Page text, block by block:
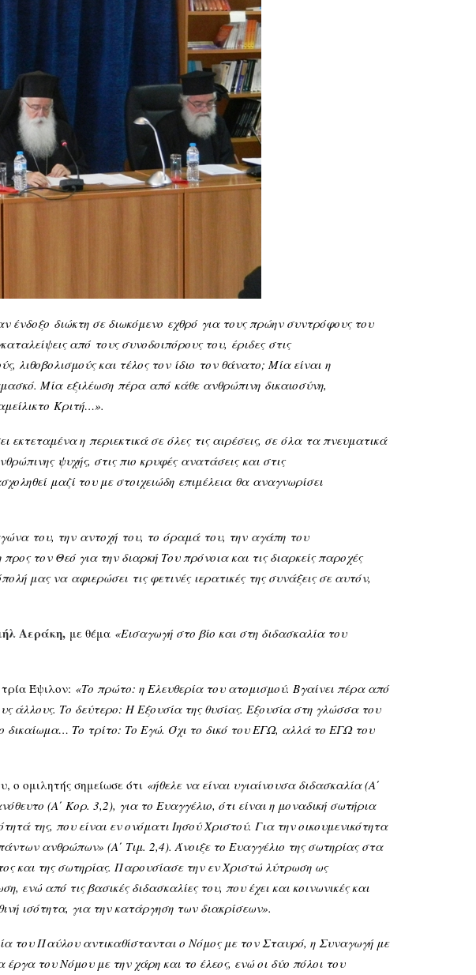
ένδοξο διώκτη σε διωκόμενο εχθρό για τους πρώην συντρόφους του
από τους συνοδοιπόρους του, έριδες στις
λιθοβολισμούς και τέλος τον ίδιο τον θάνατο; Μία είναι η
Μία εξιλέωση πέρα από κάθε ανθρώπινη δικαιοσύνη,
Κριτή…».
εκτεταμένα η περιεκτικά σε όλες τις αιρέσεις, σε όλα τα πνευματικά
ψυχής, στις πιο κρυφές ανατάσειςκαι στις
μαζί του με στοιχειώδη επιμέλεια θα αναγνωρίσει
του, την αντοχή του, το όραμά του, την αγάπη του
τον Θεό για την διαρκή Του πρόνοια και τις διαρκείς παροχές
μας να αφιερώσει τις φετινές ιερατικές της συνάξεις σε αυτόν,
Αεράκη, με θέμα «Εισαγωγή στο βίο και στη διδασκαλία του
Έψιλον: «Το πρώτο: η Ελευθερία του ατομισμού. Βγαίνει πέρα από
άλλους. Το δεύτερο: Η Εξουσία της θυσίας. Εξουσία στη γλώσσα του
δικαίωμα… Το τρίτο: Το Εγώ. Όχι το δικό του ΕΓΩ, αλλά το ΕΓΩ του
ο ομιλητής σημείωσε ότι «ήθελε να είναι υγιαίνουσα διδασκαλία (Α΄
(Α΄ Κορ. 3,2), για το Ευαγγέλιο, ότι είναι η μοναδική σωτήρια
της, που είναι εν ονόματι Ιησού Χριστού. Για την οικουμενικότητα
ανθρώπων» (Α΄ Τιμ. 2,4). Άνοιξε το Ευαγγέλιο της σωτηρίας στα
και της σωτηρίας. Παρουσίασε την εν Χριστώ λύτρωση ως
ενώ από τις βασικές διδασκαλίες του, που έχει και κοινωνικές και
ισότητα, για την κατάργηση των διακρίσεων».
του Παύλου αντικαθίστανται ο Νόμος με τον Σταυρό, η Συναγωγή με
του Νόμου με την χάρη και το έλεος, ενώ οι δύο πόλοι του